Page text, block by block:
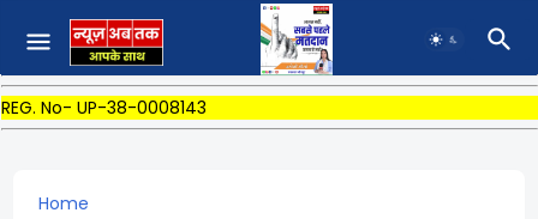
REG. No- UP-38-0008143
Home